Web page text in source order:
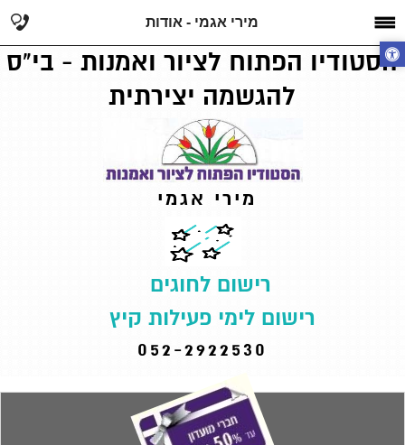
מירי אגמי - אודות
מירי אגמי
052-2922530
הסטודיו הפתוח לציור ואמנות - בי"ס
להגשמה יצירתית
רישום לחוגים
רישום לימי פעילות קיץ